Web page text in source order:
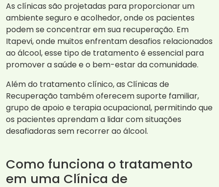
As clínicas são projetadas para proporcionar um
ambiente seguro e acolhedor, onde os pacientes
podem se concentrar em sua recuperação. Em
Itapevi, onde muitos enfrentam desafios relacionados
ao álcool, esse tipo de tratamento é essencial para
promover a saúde e o bem-estar da comunidade.
Além do tratamento clínico, as Clínicas de
Recuperação também oferecem suporte familiar,
grupo de apoio e terapia ocupacional, permitindo que
os pacientes aprendam a lidar com situações
desafiadoras sem recorrer ao álcool.
Como funciona o tratamento
em uma Clínica de